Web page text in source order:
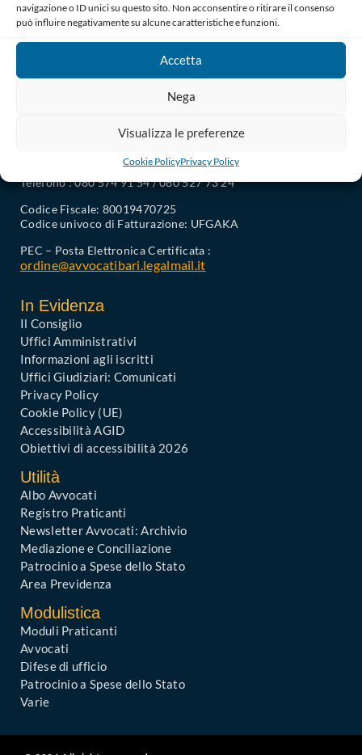
navigazione o ID unici su questo sito. Non acconsentire o ritirare il consenso
può influire negativamente su alcune caratteristiche e funzioni.
Accetta
Nega
Visualizza le preferenze
Cookie PolicyPrivacy Policy
Palazzo di Giustizia, Piazza De Nicola 70123 BARI
Telefono : 080 574 91 54 / 080 527 73 24
Codice Fiscale: 80019470725
Codice univoco di Fatturazione: UFGAKA
PEC – Posta Elettronica Certificata :
ordine@avvocatibari.legalmail.it
In Evidenza
Il Consiglio
Uffici Amministrativi
Informazioni agli iscritti
Uffici Giudiziari: Comunicati
Privacy Policy
Cookie Policy (UE)
Accessibilità AGID
Obiettivi di accessibilità 2026
Utilità
Albo Avvocati
Registro Praticanti
Newsletter Avvocati: Archivio
Mediazione e Conciliazione
Patrocinio a Spese dello Stato
Area Previdenza
Modulistica
Moduli Praticanti
Avvocati
Difese di ufficio
Patrocinio a Spese dello Stato
Varie